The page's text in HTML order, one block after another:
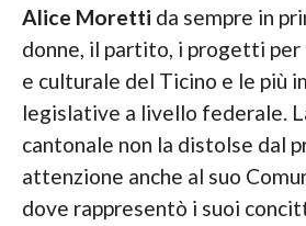
Alice Moretti da sempre in
donne, il partito, i progetti
e culturale del Ticino e le più
legislative a livello federale.
cantonale non la distolse dal
attenzione anche al suo
dove rappresentò i suoi